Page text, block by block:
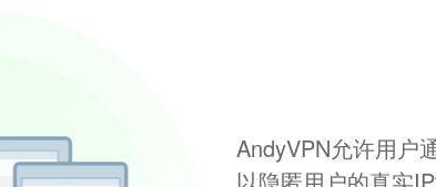
AndyVPN允许用户